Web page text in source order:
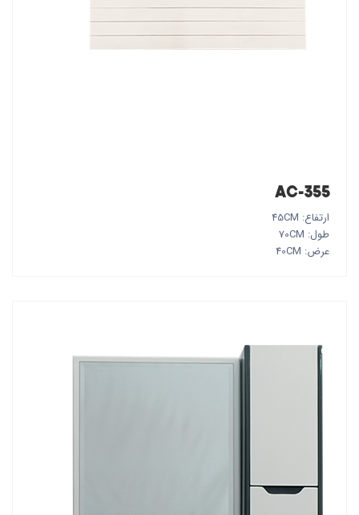
AC-355
ارتفاع: 45CM
طول: 70CM
عرض: 40CM